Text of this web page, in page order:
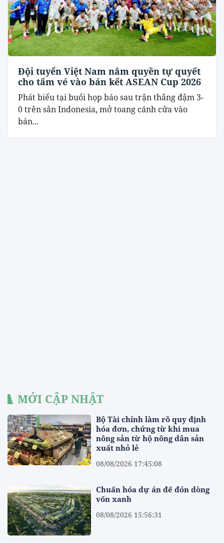
Đội tuyển Việt Nam nắm quyền tự quyết
cho tấm vé vào bán kết ASEAN Cup 2026
Phát biểu tại buổi họp báo sau trận thắng đậm 3-
0 trên sân Indonesia, mở toang cánh cửa vào
bán...
MỚI CẬP NHẬT
Bộ Tài chính làm rõ quy định
hóa đơn, chứng từ khi mua
nông sản từ hộ nông dân sản
xuất nhỏ lẻ
08/08/2026 17:45:08
Chuẩn hóa dự án để đón dòng
vốn xanh
08/08/2026 15:56:31